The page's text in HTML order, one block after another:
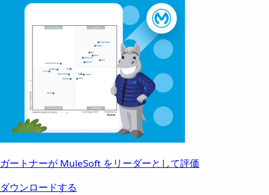
ガートナーが MuleSoft をリーダーとして評価
ダウンロードする